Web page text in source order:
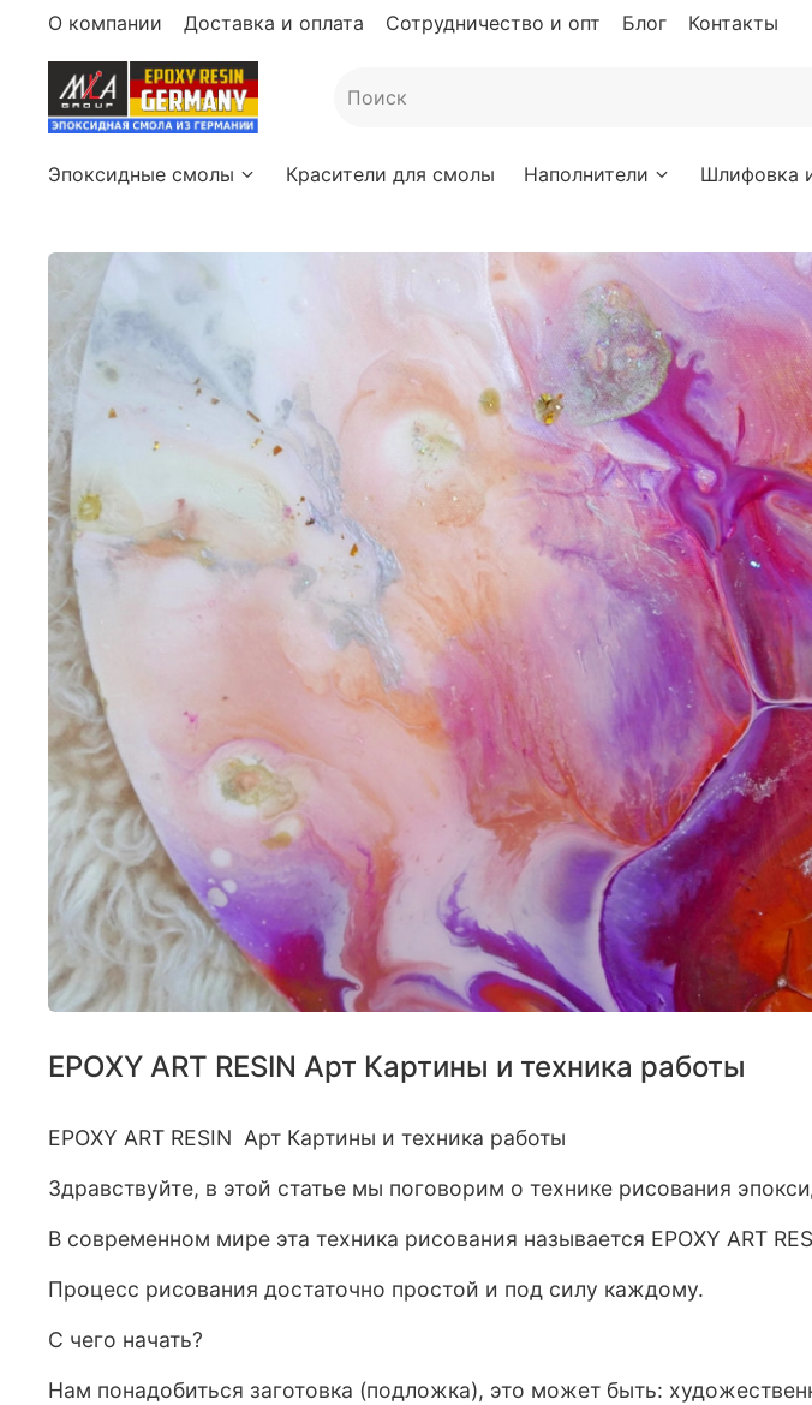
О компании Доставка и оплата Сотрудничество и опт Блог Контакты
Эпоксидные смолы Красители для смолы Наполнители Шлифовка
EPOXY ART RESIN Арт Картины и техника работы
EPOXY ART RESIN Арт Картины и техника работы
Здравствуйте, в этой статье мы поговорим о технике рисования
В современном мире эта техника рисования называется EPOXY ART
Процесс рисования достаточно простой и под силу каждому.
С чего начать?
Нам понадобиться заготовка (подложка), это может быть: